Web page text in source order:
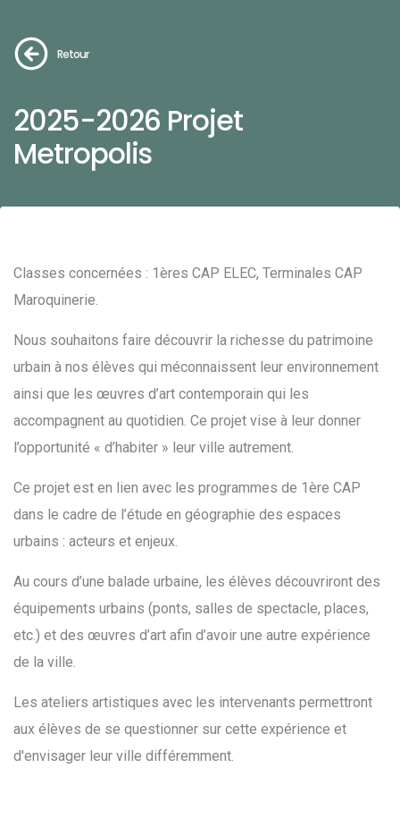
Retour
2025-2026 Projet
Metropolis
Classes concernées : 1ères CAP ELEC, Terminales CAP
Maroquinerie.
Nous souhaitons faire découvrir la richesse du patrimoine
urbain à nos élèves qui méconnaissent leur environnement
ainsi que les œuvres d’art contemporain qui les
accompagnent au quotidien. Ce projet vise à leur donner
l’opportunité « d’habiter » leur ville autrement.
Ce projet est en lien avec les programmes de 1ère CAP
dans le cadre de l’étude en géographie des espaces
urbains : acteurs et enjeux.
Au cours d’une balade urbaine, les élèves découvriront des
équipements urbains (ponts, salles de spectacle, places,
etc.) et des œuvres d’art afin d’avoir une autre expérience
de la ville.
Les ateliers artistiques avec les intervenants permettront
aux élèves de se questionner sur cette expérience et
d'envisager leur ville différemment.